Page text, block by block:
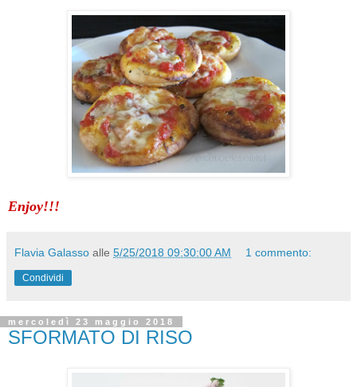
Enjoy!!!
Flavia Galasso alle 5/25/2018 09:30:00 AM 1 commento:
Condividi
mercoledì 23 maggio 2018
SFORMATO DI RISO